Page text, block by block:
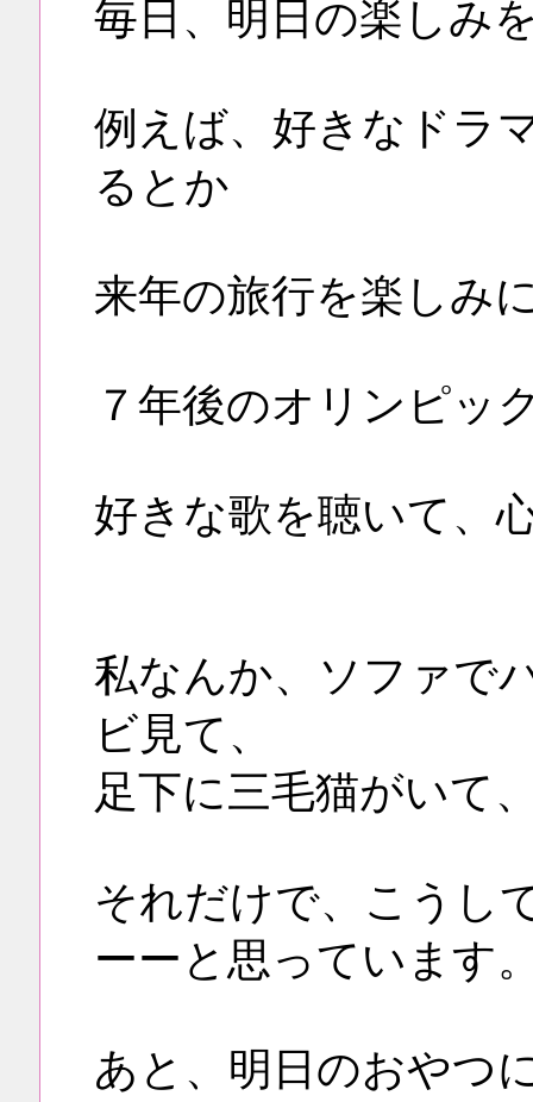
毎日、明日の楽しみ
例えば、好きなドラ
るとか
来年の旅行を楽しみ
７年後のオリンピッ
好きな歌を聴いて、
私なんか、ソファで
ビ見て、
足下に三毛猫がいて
それだけで、こうし
ーーと思っています
あと、明日のおやつ